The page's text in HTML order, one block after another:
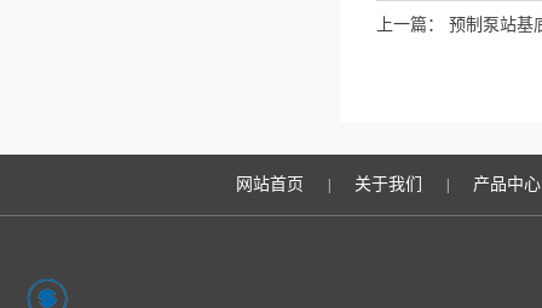
上一篇： 预制泵站基
网站首页 关于我们 产品中心